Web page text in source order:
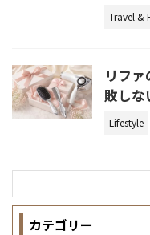
Travel &
リフ
敗しな
Lifestyle
カテゴリー